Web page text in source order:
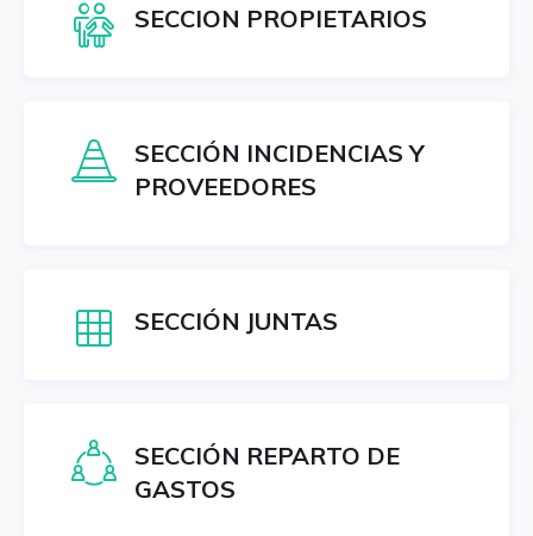
SECCION PROPIETARIOS
SECCIÓN INCIDENCIAS Y
PROVEEDORES
SECCIÓN JUNTAS
SECCIÓN REPARTO DE
GASTOS